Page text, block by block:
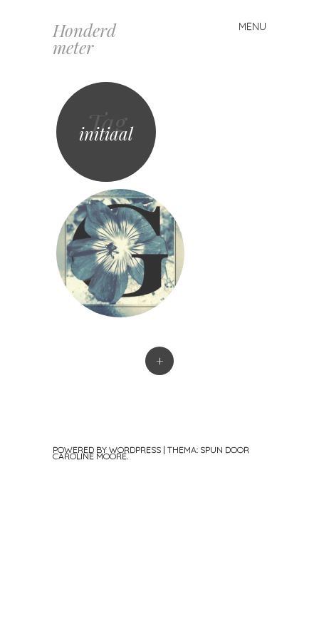
Honderd
meter
MENU
Spring
naar
Tag
initiaal
+
POWERED BY WORDPRESS | THEMA: SPUN DOOR
CAROLINE MOORE